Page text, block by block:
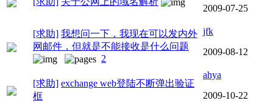
2009-07-25
[求助] 我想问一下，我现在可以发内外
网邮件，但就是不能接收是什么问题
2
jfk
2009-08-12
[求助] exchange web登陆不断弹出验证
框
ahya
2009-10-22